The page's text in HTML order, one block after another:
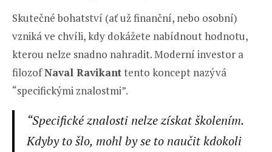
Skutečné bohatství (ať už finanční, nebo osobní)
vzniká ve chvíli, kdy dokážete nabídnout hodnotu,
kterou nelze snadno nahradit. Moderní investor a
filozofNaval Ravikanttento koncept nazývá
“specifickými znalostmi”.
“Specifické znalosti nelze získat školením.
Kdyby to šlo, mohl by se to naučit kdokoli